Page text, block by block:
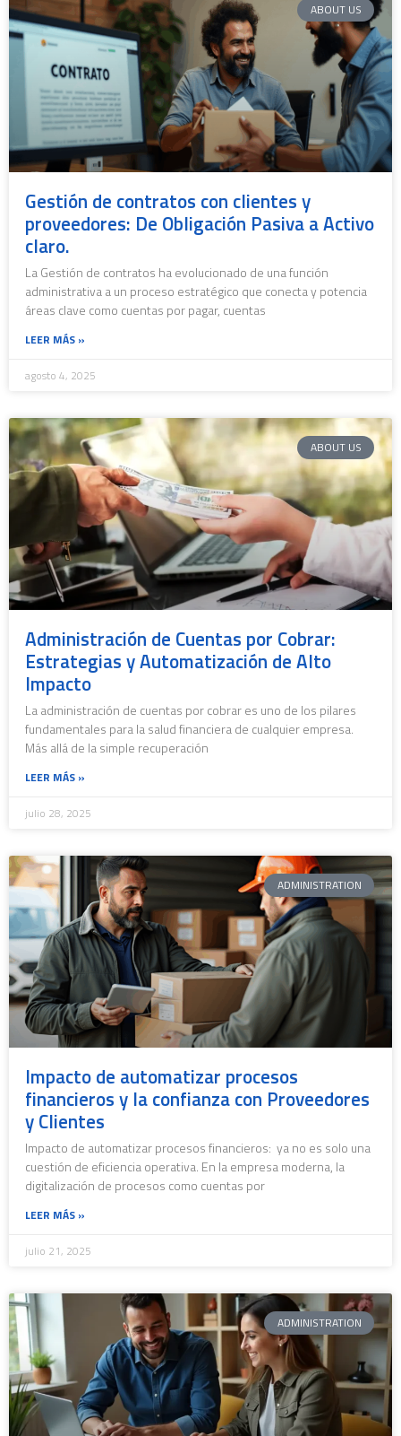
ABOUT US
Gestión de contratos con clientes y
proveedores: De Obligación Pasiva a Activo
claro.
La Gestión de contratos ha evolucionado de una función
administrativa a un proceso estratégico que conecta y potencia
áreas clave como cuentas por pagar, cuentas
LEER MÁS »
agosto 4, 2025
ABOUT US
Administración de Cuentas por Cobrar:
Estrategias y Automatización de Alto
Impacto
La administración de cuentas por cobrar es uno de los pilares
fundamentales para la salud financiera de cualquier empresa.
Más allá de la simple recuperación
LEER MÁS »
julio 28, 2025
ADMINISTRATION
Impacto de automatizar procesos
financieros y la confianza con Proveedores
y Clientes
Impacto de automatizar procesos financieros: ya no es solo una
cuestión de eficiencia operativa. En la empresa moderna, la
digitalización de procesos como cuentas por
LEER MÁS »
julio 21, 2025
ADMINISTRATION